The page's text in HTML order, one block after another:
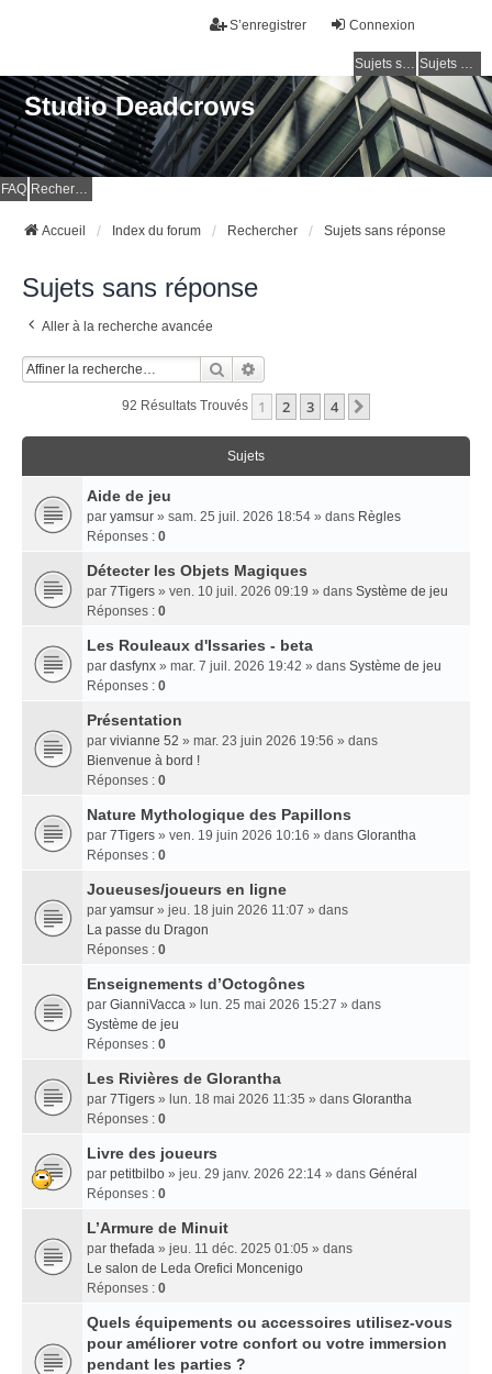
Connexion
S’enregistrer
Sujets sans réponse Sujets actifs
Studio Deadcrows
FAQ Rechercher
Accueil Index du forum Rechercher Sujets sans réponse
Sujets sans réponse
Aller à la recherche avancée
Rechercher
92 Résultats Trouvés 1 2 3 4
Sujets
Aide de jeu
par yamsur » sam. 25 juil. 2026 18:54 » dans Règles
Réponses : 0
Détecter les Objets Magiques
par 7Tigers » ven. 10 juil. 2026 09:19 » dans Système de jeu
Réponses : 0
Les Rouleaux d'Issaries - beta
par dasfynx » mar. 7 juil. 2026 19:42 » dans Système de jeu
Réponses : 0
Présentation
par vivianne 52 » mar. 23 juin 2026 19:56 » dans
Bienvenue à bord !
Réponses : 0
Nature Mythologique des Papillons
par 7Tigers » ven. 19 juin 2026 10:16 » dans Glorantha
Réponses : 0
Joueuses/joueurs en ligne
par yamsur » jeu. 18 juin 2026 11:07 » dans
La passe du Dragon
Réponses : 0
Enseignements dʼOctogônes
par GianniVacca » lun. 25 mai 2026 15:27 » dans
Système de jeu
Réponses : 0
Les Rivières de Glorantha
par 7Tigers » lun. 18 mai 2026 11:35 » dans Glorantha
Réponses : 0
Livre des joueurs
par petitbilbo » jeu. 29 janv. 2026 22:14 » dans Général
Réponses : 0
L’Armure de Minuit
par thefada » jeu. 11 déc. 2025 01:05 » dans
Le salon de Leda Orefici Moncenigo
Réponses : 0
Quels équipements ou accessoires utilisez-vous
pour améliorer votre confort ou votre immersion
pendant les parties ?